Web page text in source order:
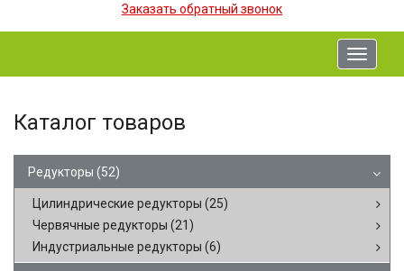
Заказать обратный звонок
Toggle
Каталог товаров
Редукторы (52)
Цилиндрические редукторы (25)
Червячные редукторы (21)
Индустриальные редукторы (6)